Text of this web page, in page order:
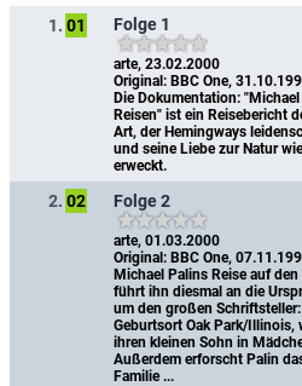
1. 01 Folge 1
arte, 23.02.2000
Original: BBC One,
Die Dokumentation:
Reisen" ist ein Reisebericht
Art, der Hemingways
und seine Liebe zur Natur
erweckt.
2. 02 Folge 2
arte, 01.03.2000
Original: BBC One,
Michael Palins Reise auf
führt ihn diesmal an die
um den großen
Geburtsort Oak Park/Illinois,
ihren kleinen Sohn in
Außerdem erforscht Palin
Familie ...